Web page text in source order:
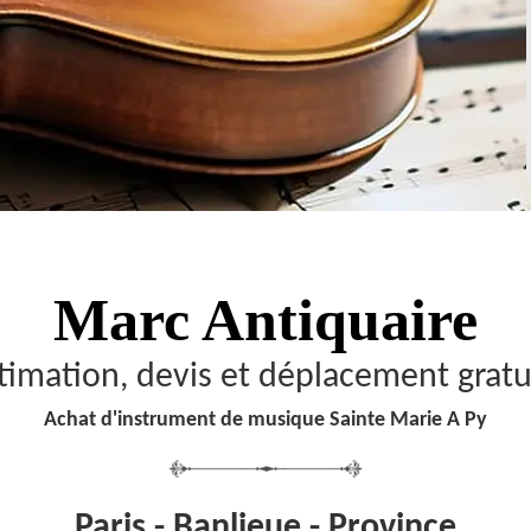
Marc Antiquaire
devis et déplacement
Achat d'instrument de musique Sainte Marie A Py